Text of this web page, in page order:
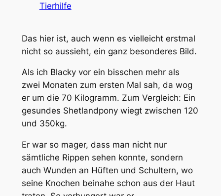
Tierhilfe
Das hier ist, auch wenn es vielleicht erstmal
nicht so aussieht, ein ganz besonderes Bild.
Als ich Blacky vor ein bisschen mehr als
zwei Monaten zum ersten Mal sah, da wog
er um die 70 Kilogramm. Zum Vergleich: Ein
gesundes Shetlandpony wiegt zwischen 120
und 350kg.
Er war so mager, dass man nicht nur
sämtliche Rippen sehen konnte, sondern
auch Wunden an Hüften und Schultern, wo
seine Knochen beinahe schon aus der Haut